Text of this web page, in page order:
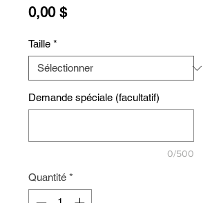
0,00 $Prix
Taille *
Demande spéciale (facultatif)
0/500
Quantité *